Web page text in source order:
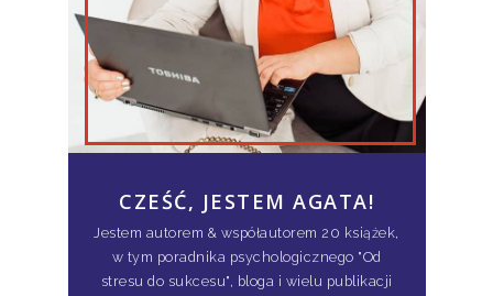
CZEŚĆ, JESTEM AGATA!
Jestem autorem & współautorem 20 książek,
w tym poradnika psychologicznego "Od
stresu do sukcesu", bloga i wielu publikacji